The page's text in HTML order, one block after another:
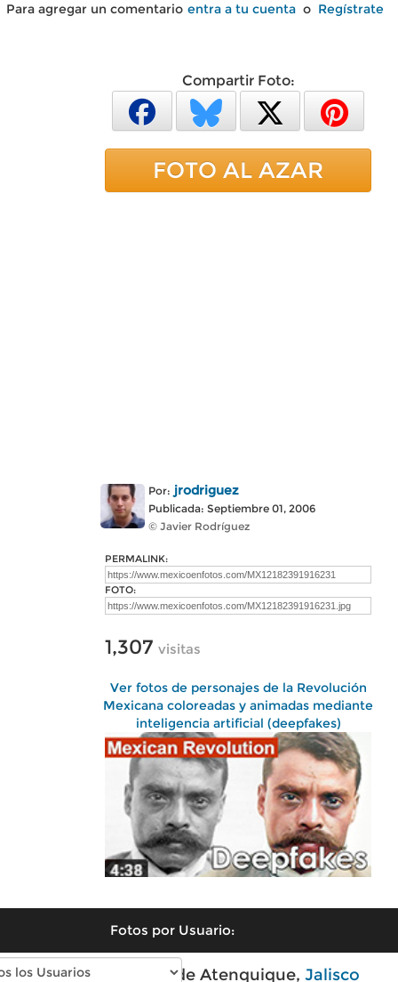
Para agregar un comentario entra a tu cuenta o Regístrate
Compartir Foto:
FOTO AL AZAR
Por: jrodriguez
Publicada: Septiembre 01, 2006
© Javier Rodríguez
PERMALINK:
FOTO:
1,307 visitas
Ver fotos de personajes de la Revolución
Mexicana coloreadas y animadas mediante
inteligencia artificial (deepfakes)
Fotos por Usuario:
Fotos modernas de Atenquique, Jalisco